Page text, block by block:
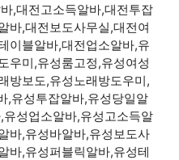
,대전고소득알바,대전투잡
바,대전보도사무실,대전여
이블알바,대전업소알바,유
우미,유성룸고정,유성여성
방보도,유성노래방도우미,
,유성투잡알바,유성당일알
성업소알바,유성고소득알
바,유성바알바,유성보도사
바,유성퍼블릭알바,유성테